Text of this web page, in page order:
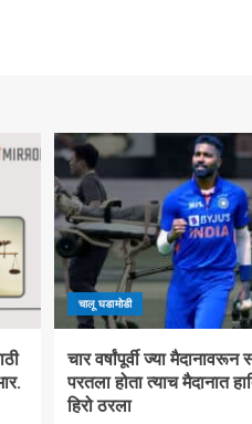
चालू घडामोडी
चार वर्षांपूर्वी ज्या
परतला होता त्याच मैदानात
हिरो ठरला